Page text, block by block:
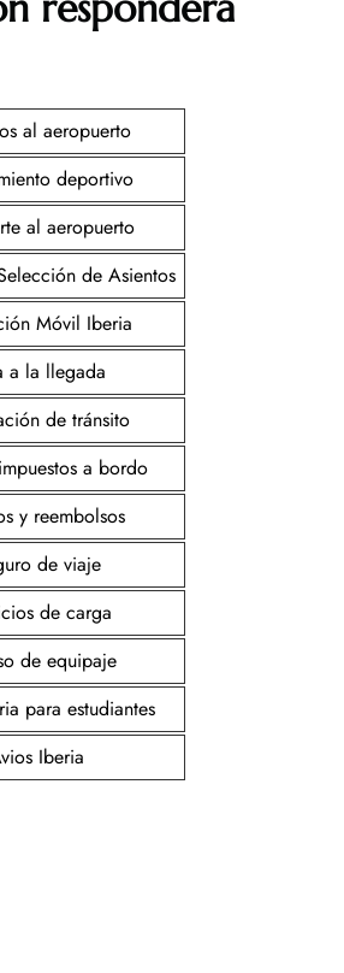
al aeropuerto
deportivo
al aeropuerto
de Asientos
Móvil Iberia
a la llegada
de tránsito
a bordo
y reembolsos
de viaje
de carga
de equipaje
para estudiantes
Iberia